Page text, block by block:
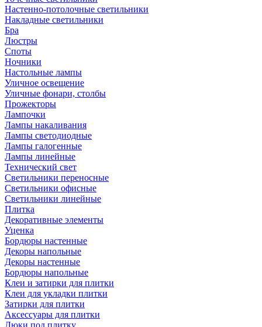
Настенно-потолочные светильники
Накладные светильники
Бра
Люстры
Споты
Ночники
Настольные лампы
Уличное освещение
Уличные фонари, столбы
Прожекторы
Лампочки
Лампы накаливания
Лампы светодиодные
Лампы галогенные
Лампы линейные
Технический свет
Светильники переносные
Светильники офисные
Светильники линейные
Плитка
Декоративные элементы
Уценка
Бордюры настенные
Декоры напольные
Декоры настенные
Бордюры напольные
Клеи и затирки для плитки
Клеи для укладки плитки
Затирки для плитки
Аксессуары для плитки
Люки под плитку